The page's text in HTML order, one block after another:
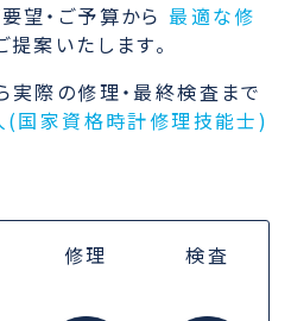
望・ご予算から 最適な修
提案いたします。
実際の修理・最終検査まで
(国家資格時計修理技能士)
修理 検査